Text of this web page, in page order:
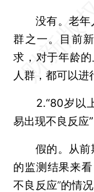
没有。老年人
群之一。目前
求，对于年龄
人群，都可以进
2.“80岁以
易出现不良反应
假的。从前
的监测结果来
不良反应”的情